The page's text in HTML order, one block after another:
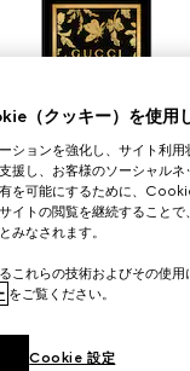
グランス ウィメ
購入する
（クッキー）を使用
ションを強化し、サイト利
援し、お客様のソーシャルネ
を可能にするために、
イトの閲覧を継続すること
みなされます。
これらの技術およびその使
をご覧ください。
Cookie 設定